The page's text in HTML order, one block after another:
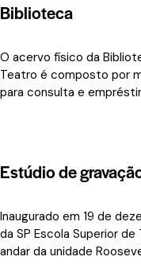
Biblioteca
O acervo físico da
Teatro é composto por
para consulta e
Estúdio de
Inaugurado em 19 de
da SP Escola Superior
andar da unidade